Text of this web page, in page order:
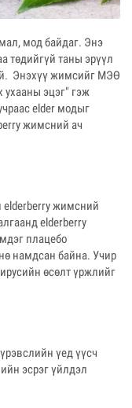
мод байдаг. Энэ
төдийгүй таны эрүүл
Энэхүү жимсийг МЭӨ
ухааны эцэг" гэж
elder модыг
жимсний ач
elderberry жимсний
elderberry
плацебо
намдсан байна. Учир
өсөлт үржлийг
үед үүсч
эсрэг үйлдэл